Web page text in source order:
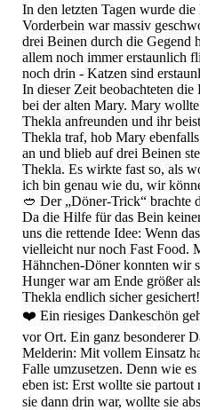
​In den letzten Tagen wurde
Vorderbein war massiv
drei Beinen durch die Gegend
allem noch immer erstaunlich
noch drin - Katzen sind
​In dieser Zeit beobachteten
bei der alten Mary. Mary
Thekla anfreunden und ihr
Thekla traf, hob Mary
an und blieb auf drei Beinen
Thekla. Es wirkte fast so, als
ich bin genau wie du, wir
​🥙 Der „Döner-Trick“ brachte
​Da die Hilfe für das Bein
uns die rettende Idee: Wenn
vielleicht nur noch Fast Food.
Hähnchen-Döner konnten wir
Hunger war am Ende größer
Thekla endlich sicher gesichert!
​❤️ Ein riesiges Dankeschön
vor Ort. Ein ganz besonderer
Melderin: Mit vollem Einsatz
Falle umzusetzen. Denn wie
eben ist: Erst wollte sie
sie dann drin war, wollte sie